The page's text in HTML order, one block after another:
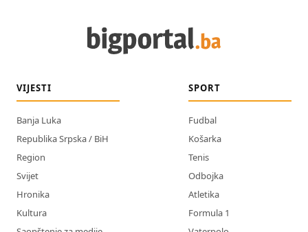
VIJESTI
Banja Luka
Republika Srpska / BiH
Region
Svijet
Hronika
Kultura
SPORT
Fudbal
Košarka
Tenis
Odbojka
Atletika
Formula 1